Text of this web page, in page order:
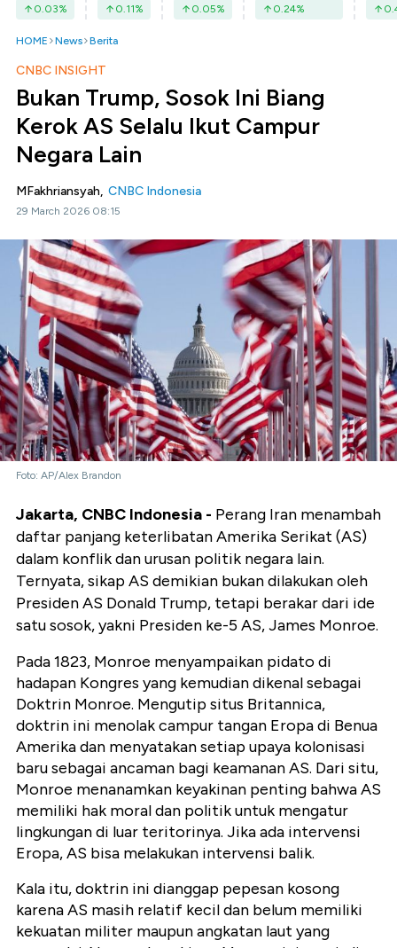
0.03% 0.11% 0.05% 0.24%
HOME News Berita
CNBC INSIGHT
Bukan Trump, Sosok Ini Biang
Kerok AS Selalu Ikut Campur
Negara Lain
MFakhriansyah, CNBC Indonesia
29 March 2026 08:15
Foto: AP/Alex Brandon
Jakarta, CNBC Indonesia - Perang Iran menambah
daftar panjang keterlibatan Amerika Serikat (AS)
dalam konflik dan urusan politik negara lain.
Ternyata, sikap AS demikian bukan dilakukan oleh
Presiden AS Donald Trump, tetapi berakar dari ide
satu sosok, yakni Presiden ke-5 AS, James Monroe.
Pada 1823, Monroe menyampaikan pidato di
hadapan Kongres yang kemudian dikenal sebagai
Doktrin Monroe. Mengutip situs Britannica,
doktrin ini menolak campur tangan Eropa di Benua
Amerika dan menyatakan setiap upaya kolonisasi
baru sebagai ancaman bagi keamanan AS. Dari situ,
Monroe menanamkan keyakinan penting bahwa AS
memiliki hak moral dan politik untuk mengatur
lingkungan di luar teritorinya. Jika ada intervensi
Eropa, AS bisa melakukan intervensi balik.
Kala itu, doktrin ini dianggap pepesan kosong
karena AS masih relatif kecil dan belum memiliki
kekuatan militer maupun angkatan laut yang